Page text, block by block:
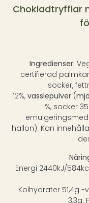
Chokladtryfflar
Ingredienser:
certifierad
socker,
12%,vasslepulver (
%, socker
hallon). Kan
Energi 2440kJ/
Kolhydrater 51,4g
3,3g.